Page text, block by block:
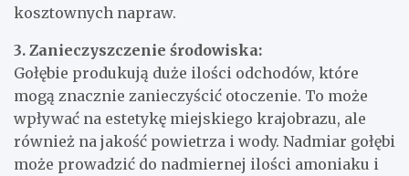
kosztownych napraw.
3. Zanieczyszczenie środowiska:
Gołębie produkują duże ilości odchodów, które
mogą znacznie zanieczyścić otoczenie. To może
wpływać na estetykę miejskiego krajobrazu, ale
również na jakość powietrza i wody. Nadmiar gołębi
może prowadzić do nadmiernej ilości amoniaku i